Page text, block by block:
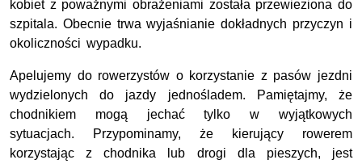
kobiet z poważnymi obrażeniami została przewieziona do
szpitala. Obecnie trwa wyjaśnianie dokładnych przyczyn i
okoliczności wypadku.
Apelujemy do rowerzystów o korzystanie z pasów jezdni
wydzielonych do jazdy jednośladem. Pamiętajmy, że
chodnikiem mogą jechać tylko w wyjątkowych
sytuacjach. Przypominamy, że kierujący rowerem
korzystając z chodnika lub drogi dla pieszych, jest